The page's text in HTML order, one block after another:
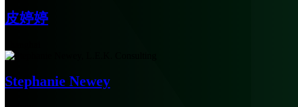
皮婷婷
Stephanie Newey